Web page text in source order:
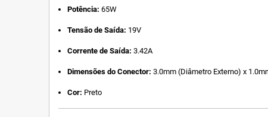
Potência: 65W
Tensão de Saída: 19V
Corrente de Saída: 3.42A
Dimensões do Conector: 3.0mm (Diâmetro Externo) x
Cor: Preto